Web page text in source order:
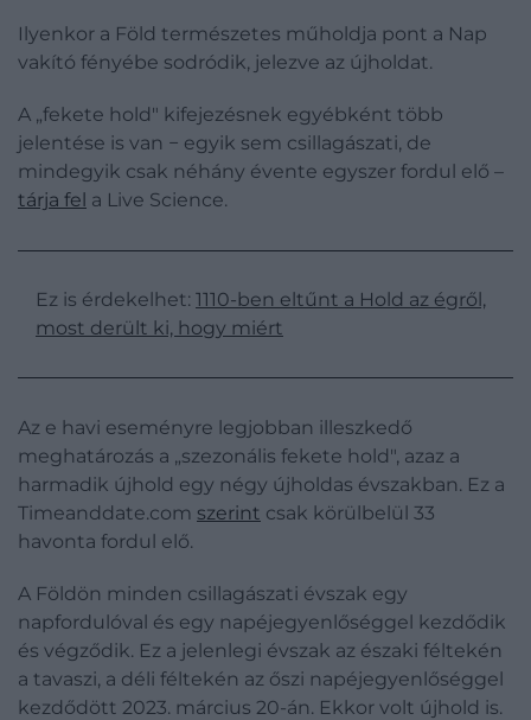
Ilyenkor a Föld természetes műholdja pont a Nap
vakító fényébe sodródik, jelezve az újholdat.
A „fekete hold" kifejezésnek egyébként több
jelentése is van − egyik sem csillagászati, de
mindegyik csak néhány évente egyszer fordul elő –
tárja fel a Live Science.
Ez is érdekelhet: 1110-ben eltűnt a Hold az égről,
most derült ki, hogy miért
Az e havi eseményre legjobban illeszkedő
meghatározás a „szezonális fekete hold", azaz a
harmadik újhold egy négy újholdas évszakban. Ez a
Timeanddate.com szerint csak körülbelül 33
havonta fordul elő.
A Földön minden csillagászati évszak egy
napfordulóval és egy napéjegyenlőséggel kezdődik
és végződik. Ez a jelenlegi évszak az északi féltekén
a tavaszi, a déli féltekén az őszi napéjegyenlőséggel
kezdődött 2023. március 20-án. Ekkor volt újhold is.